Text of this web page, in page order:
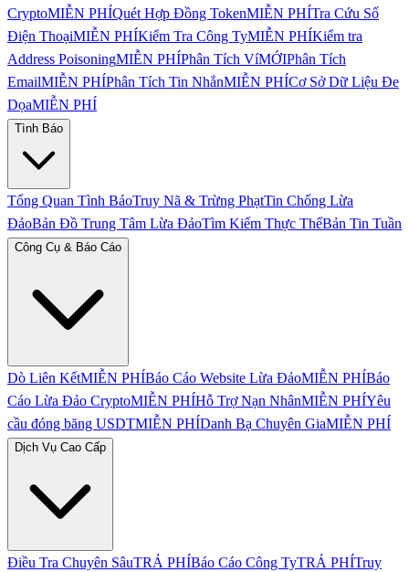
CryptoMIỄN PHÍQuét Hợp Đồng TokenMIỄN PHÍTra Cứu Số
Điện ThoạiMIỄN PHÍKiểm Tra Công TyMIỄN PHÍKiểm tra
Address PoisoningMIỄN PHÍPhân Tích VíMỚIPhân Tích
EmailMIỄN PHÍPhân Tích Tin NhắnMIỄN PHÍCơ Sở Dữ Liệu Đe
DọaMIỄN PHÍ
Tình Báo
Tổng Quan Tình BáoTruy Nã & Trừng PhạtTin Chống Lừa
ĐảoBản Đồ Trung Tâm Lừa ĐảoTìm Kiếm Thực ThểBản Tin Tuần
Công Cụ & Báo Cáo
Dò Liên KếtMIỄN PHÍBáo Cáo Website Lừa ĐảoMIỄN PHÍBáo
Cáo Lừa Đảo CryptoMIỄN PHÍHỗ Trợ Nạn NhânMIỄN PHÍYêu
cầu đóng băng USDTMIỄN PHÍDanh Bạ Chuyên GiaMIỄN PHÍ
Dịch Vụ Cao Cấp
Điều Tra Chuyên SâuTRẢ PHÍBáo Cáo Công TyTRẢ PHÍTruy